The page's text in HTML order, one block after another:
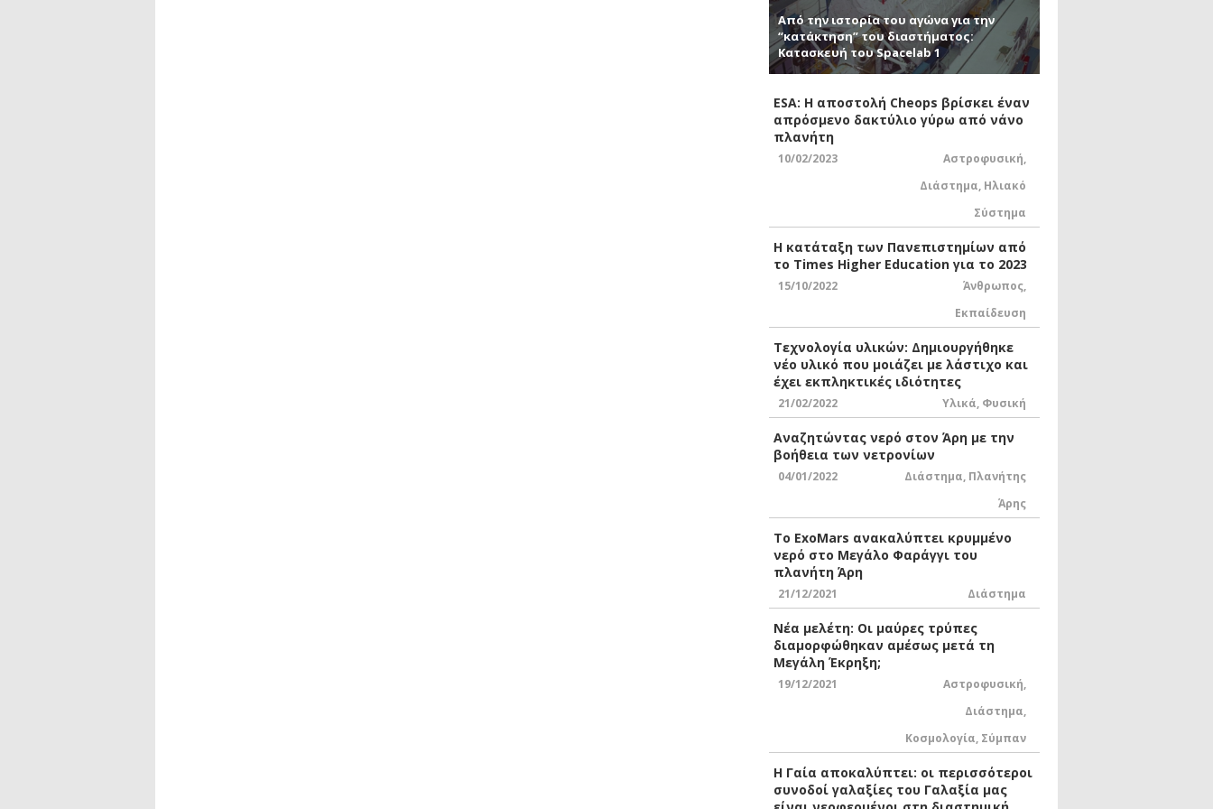
Από την ιστορία του αγώνα για την
“κατάκτηση” του διαστήματος:
Κατασκευή του Spacelab 1
ESA: Η αποστολή Cheops βρίσκει έναν
απρόσμενο δακτύλιο γύρω από νάνο
πλανήτη
10/02/2023 Αστροφυσική,
Διάστημα, Ηλιακό
Σύστημα
Η κατάταξη των Πανεπιστημίων από
το Times Higher Education για το 2023
15/10/2022 Άνθρωπος,
Εκπαίδευση
Τεχνολογία υλικών: Δημιουργήθηκε
νέο υλικό που μοιάζει με λάστιχο και
έχει εκπληκτικές ιδιότητες
21/02/2022 Υλικά, Φυσική
Αναζητώντας νερό στον Άρη με την
βοήθεια των νετρονίων
04/01/2022 Διάστημα, Πλανήτης
Άρης
Το ExoMars ανακαλύπτει κρυμμένο
νερό στο Μεγάλο Φαράγγι του
πλανήτη Άρη
21/12/2021 Διάστημα
Νέα μελέτη: Οι μαύρες τρύπες
διαμορφώθηκαν αμέσως μετά τη
Μεγάλη Έκρηξη;
19/12/2021 Αστροφυσική,
Διάστημα,
Κοσμολογία, Σύμπαν
Η Γαία αποκαλύπτει: οι περισσότεροι
συνοδοί γαλαξίες του Γαλαξία μας